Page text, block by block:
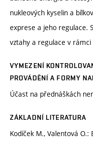
nukleových kyselin a
exprese a jeho regulace.
vztahy a regulace v
VYMEZENÍ
PROVÁDĚNÍ A FORMY
Účast na přednáškách
ZÁKLADNÍ LITERATURA
Kodíček M., Valentová O.: